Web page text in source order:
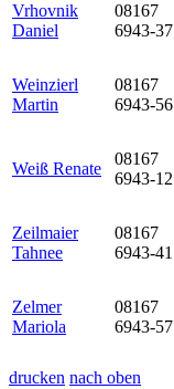
Vrhovnik
Daniel
08167
6943-37
Weinzierl
Martin
08167
6943-56
Weiß Renate
08167
6943-12
Zeilmaier
Tahnee
08167
6943-41
Zelmer
Mariola
08167
6943-57
drucken nach oben